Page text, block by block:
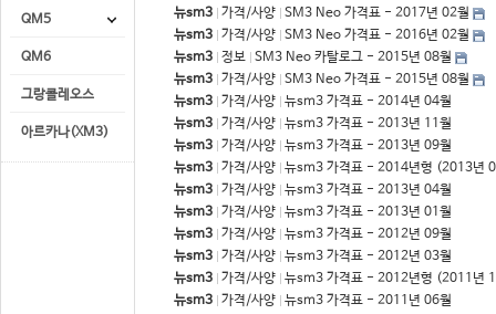
QM5
QM6
그랑콜레오스
아르카나(XM3)
뉴sm3 가격/사양 SM3 Neo 가격표 - 2017년 02월
뉴sm3 가격/사양 SM3 Neo 가격표 - 2016년 02월
뉴sm3 정보 SM3 Neo 카탈로그 - 2015년 08월
뉴sm3 가격/사양 SM3 Neo 가격표 - 2015년 08월
뉴sm3 가격/사양 뉴sm3 가격표 - 2014년 04월
뉴sm3 가격/사양 뉴sm3 가격표 - 2013년 11월
뉴sm3 가격/사양 뉴sm3 가격표 - 2013년 09월
뉴sm3 가격/사양 뉴sm3 가격표 - 2014년형 (2013년
뉴sm3 가격/사양 뉴sm3 가격표 - 2013년 04월
뉴sm3 가격/사양 뉴sm3 가격표 - 2013년 01월
뉴sm3 가격/사양 뉴sm3 가격표 - 2012년 09월
뉴sm3 가격/사양 뉴sm3 가격표 - 2012년 03월
뉴sm3 가격/사양 뉴sm3 가격표 - 2012년형 (2011년
뉴sm3 가격/사양 뉴sm3 가격표 - 2011년 06월